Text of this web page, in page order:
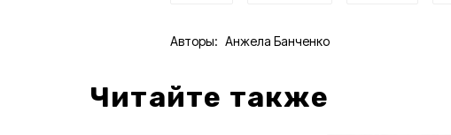
Авторы: Анжела Банченко
Читайте также